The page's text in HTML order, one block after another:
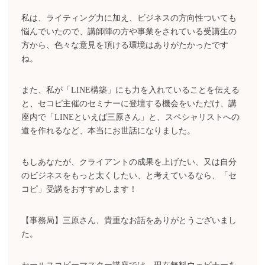
私は、ライティング力に加え、ビジネスの方向性ついても
悩んでいたので、講師陣の方や事業をされている受講生の
方から、色々な意見を頂ける環境はありがたかったです
ね。
また、私が「LINE構築」にも力を入れていることを伝える
と、セコピ主催のセミナーに登壇する機会をいただけ、講
座内で「LINEといえば三原さん」と、スペシャリストへの
道を作れるなど、本当にお世話になりました。
もしあなたが、クライアントの成果を上げたい、又は自分
のビジネスをもっと太くしたい、と考えているなら、「セ
コピ」受講をおすすめします！
【事務局】三原さん、貴重なお話をありがとうございまし
た。